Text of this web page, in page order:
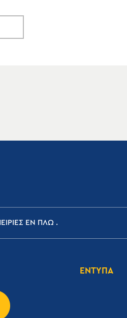
ΕΝ ΠΛΩ
ΕΝΤΥΠΑ